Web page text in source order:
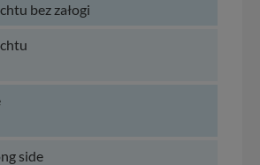
bez załogi
side